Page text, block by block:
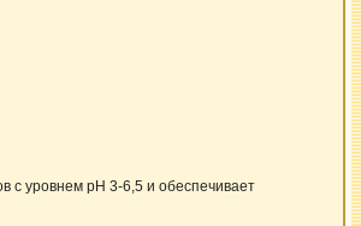
с уровнем pH 3-6,5 и обеспечивает